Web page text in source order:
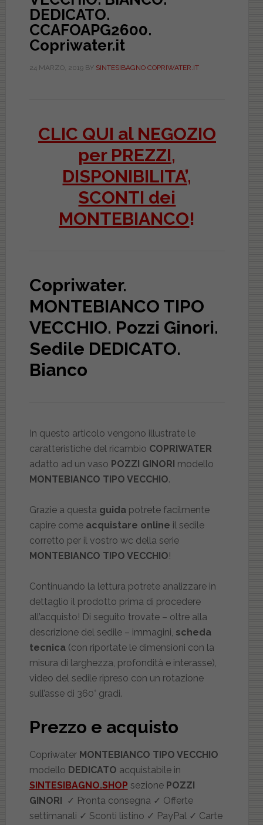
DEDICATO.
CCAFOAPG2600.
Copriwater.it
24 MARZO, 2019BY SINTESIBAGNO COPRIWATER.IT
CLIC QUI al NEGOZIO
per PREZZI,
DISPONIBILITA’,
SCONTI dei
MONTEBIANCO!
Copriwater.
MONTEBIANCO TIPO
VECCHIO. Pozzi Ginori.
Sedile DEDICATO.
Bianco
In questo articolo vengono illustrate le
caratteristiche del ricambio COPRIWATER
adatto ad un vaso POZZI GINORI modello
MONTEBIANCO TIPO VECCHIO.
Grazie a questa guidapotrete facilmente
capire come acquistare online il sedile
corretto per il vostro wc della serie
MONTEBIANCO TIPO VECCHIO!
Continuando la lettura potrete analizzare in
dettaglio il prodotto prima di procedere
all’acquisto! Di seguito trovate – oltre alla
descrizione del sedile – immagini, scheda
tecnica(con riportate le dimensioni con la
misura di larghezza, profondità e interasse),
video del sedile ripreso con un rotazione
sull’asse di 360° gradi.
Prezzo e acquisto
Copriwater MONTEBIANCO TIPO VECCHIO
modello DEDICATO acquistabile in
SINTESIBAGNO.SHOP sezione POZZI
GINORI ✓ Pronta consegna ✓ Offerte
settimanali ✓ Sconti listino ✓ PayPal ✓ Carte